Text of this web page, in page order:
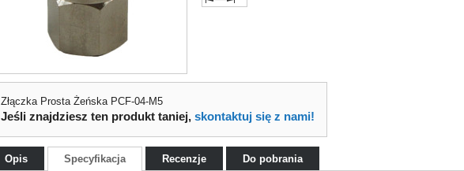
Złączka Prosta Żeńska PCF-04-M5
Jeśli znajdziesz ten produkt taniej,skontaktuj się z nami!
Opis Specyfikacja Recenzje Do pobrania